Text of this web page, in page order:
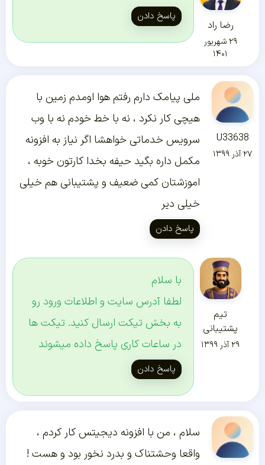
رضا راد
۲۹ شهریور
۱۴۰۱
پاسخ دادن
U33638
۲۷ آذر ۱۳۹۹
ملی پیامک دارم رفتم هوا اومدم زمین با
هیچی کار نکرد ، نه با خط خودم نه با وب
سرویس خدماتی خواهشا اگر نیاز به افزونه
مکمل داره بگید حیفه بخدا کارتون خوبه ،
اموزشتان کمی ضعیف و پشتیبانی هم خیلی
خیلی دیر
پاسخ دادن
تیم
پشتیبانی
۲۹ آذر ۱۳۹۹
با سلام
لطفا آدرس سایت و اطلاعات ورود رو
به بخش تیکت ارسال کنید. تیکت ها
در ساعات کاری پاسخ داده میشوند
پاسخ دادن
سلام ، من با افزونه دیجیتس کار کردم ،
واقعا وحشتناک و بدرد نخور بود و هست !